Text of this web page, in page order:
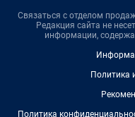
Связаться с отделом
Редакция сайта не
информации,
Политика
Политика